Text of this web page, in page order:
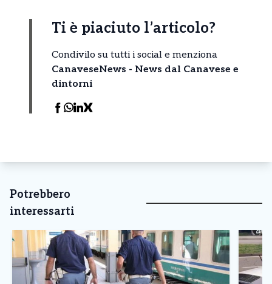
Ti è piaciuto l’articolo?
Condivilo su tutti i social e menziona
CanaveseNews - News dal Canavese e
dintorni
Potrebbero
interessarti